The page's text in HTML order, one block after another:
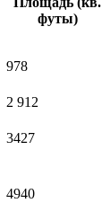
футы)
978
2 912
3427
4940